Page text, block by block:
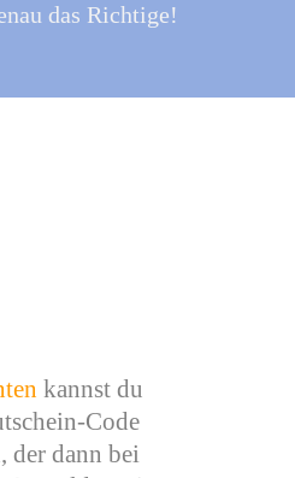
das Richtige!
kannst du
Code
der dann bei